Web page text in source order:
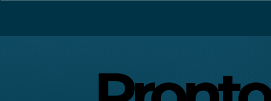
Vídeo institucional: por
Reels